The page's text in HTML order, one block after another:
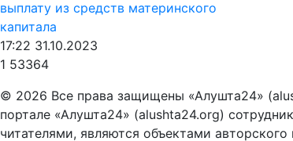
выплату из средств материнского
капитала
17:22 31.10.2023
1 53364
© 2026 Все права защищены «Алушта24»
портале «Алушта24» (alushta24.org)
читателями, являются объектами